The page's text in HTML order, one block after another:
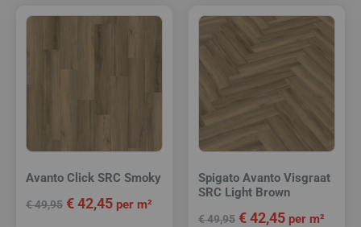
Avanto Click SRC Smoky
€49,95 €42,45 per m²
Spigato Avanto Visgraat
SRC Light Brown
€49,95 €42,45 per m²